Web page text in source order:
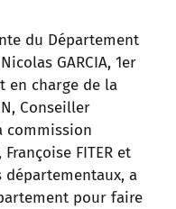
du Département
GARCIA, 1er
en charge de la
Conseiller
commission
FITER et
départementaux, a
pour faire